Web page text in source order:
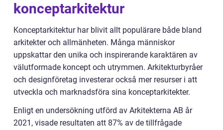
konceptarkitektur
Konceptarkitektur har blivit allt populärare både bland
arkitekter och allmänheten. Många människor
uppskattar den unika och inspirerande karaktären av
välutformade koncept och utrymmen. Arkitekturbyråer
och designföretag investerar också mer resurser i att
utveckla och marknadsföra sina konceptarkitekter.
Enligt en undersökning utförd av Arkitekterna AB år
2021, visade resultaten att 87% av de tillfrågade